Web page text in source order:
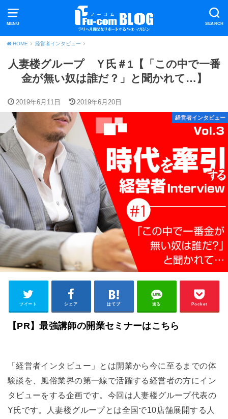
MENU SEARCH
HOME 経営者インタビュー
人妻楼グループ Ｙ氏＃1【「この中で一番
金が無い奴は誰だ？」と聞かれて…】
2019年6月11日 2019年6月20日
経営者インタビュー
ツイート シェア はてブ 送る Pocket
【PR】最強講師の開業セミナーはこちら
「経営者インタビュー」とは開業から今に至るまでの体
験談を、風俗業界の第一線で活躍する経営者の方にイン
タビューをする企画です。今回は人妻楼グループ代表の
Y氏です。人妻楼グループとは全国で10店舗展開する人